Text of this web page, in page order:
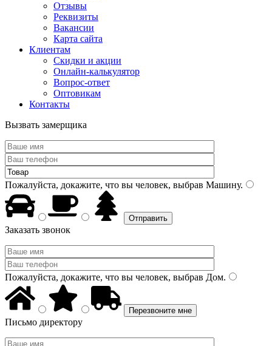
Отзывы
Реквизиты
Вакансии
Карта сайта
Клиентам
Скидки и акции
Онлайн-калькулятор
Вопрос-ответ
Оптовикам
Контакты
Вызвать замерщика
Пожалуйста, докажите, что вы человек, выбрав Машину.
Заказать звонок
Пожалуйста, докажите, что вы человек, выбрав Дом.
Письмо директору